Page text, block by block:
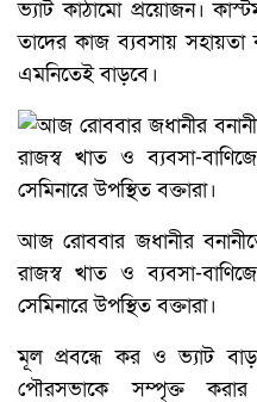
ভ্যাট কাঠামো প্রয়োজন।
তাদের কাজ ব্যবসায় সহায়তা
এমনিতেই বাড়বে।
আজ রোববার জধানীর
রাজস্ব খাত ও ব্যবসা-
সেমিনারে উপস্থিত বক্তারা।
মূল প্রবন্ধে কর ও ভ্যাট
পৌরসভাকে সম্পৃক্ত করার